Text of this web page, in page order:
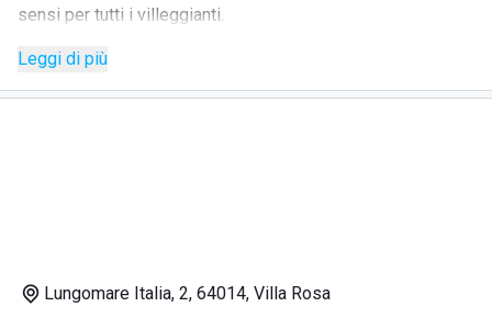
sensi per tutti i villeggianti.
Laspiaggia
comode sdraio distanziate tra loro. In questo modo si può
cocktail e piatti a base di pescato del giorno, cucinati e
Leggi di più
Lungomare Italia, 2, 64014, Villa Rosa